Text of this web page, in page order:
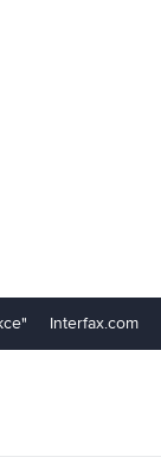
Interfax.com